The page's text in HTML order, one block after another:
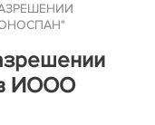
ИООО